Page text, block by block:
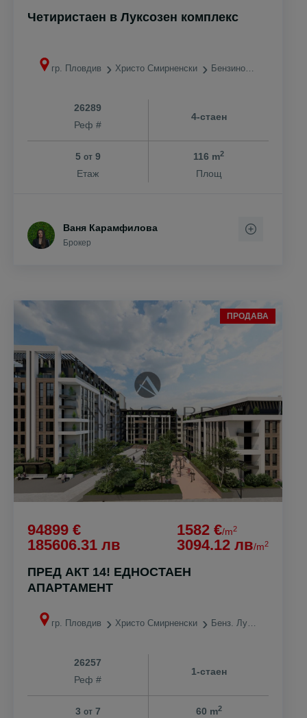
Четиристаен в Луксозен комплекс
гр. Пловдив Христо Смирненски Бензиностанция ЕКО
26289
Реф #
4-стаен
5 от9
Етаж
116 m2
Площ
Ваня Карамфилова
Брокер
ПРОДАВА
94899 €
185606.31 лв
1582 €/m2
3094.12 лв/m2
ПРЕД АКТ 14! ЕДНОСТАЕН
АПАРТАМЕНТ
гр. Пловдив Христо Смирненски Бенз. Лукойл
26257
Реф #
1-стаен
3 от7
60 m2